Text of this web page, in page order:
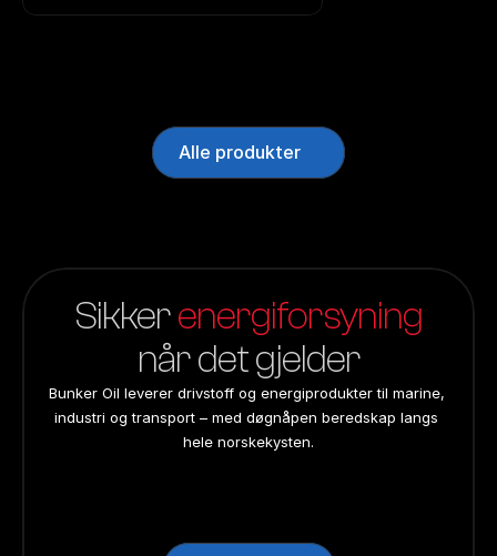
Alle produkter
Sikker energiforsyning
når det gjelder
Bunker Oil leverer drivstoff og energiprodukter til marine,
industri og transport – med døgnåpen beredskap langs
hele norskekysten.